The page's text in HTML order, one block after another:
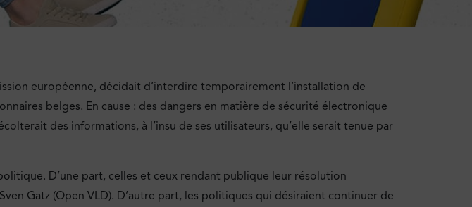
européenne, décidait d’interdire temporairement l’installation de
belges. En cause : des dangers en matière de sécurité électronique
des informations, à l’insu de ses utilisateurs, qu’elle serait tenue par
D’une part, celles et ceux rendant publique leur résolution
Gatz (Open VLD). D’autre part, les politiques qui désiraient continuer de